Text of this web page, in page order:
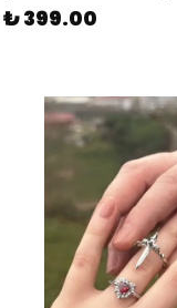
₺ 399.00